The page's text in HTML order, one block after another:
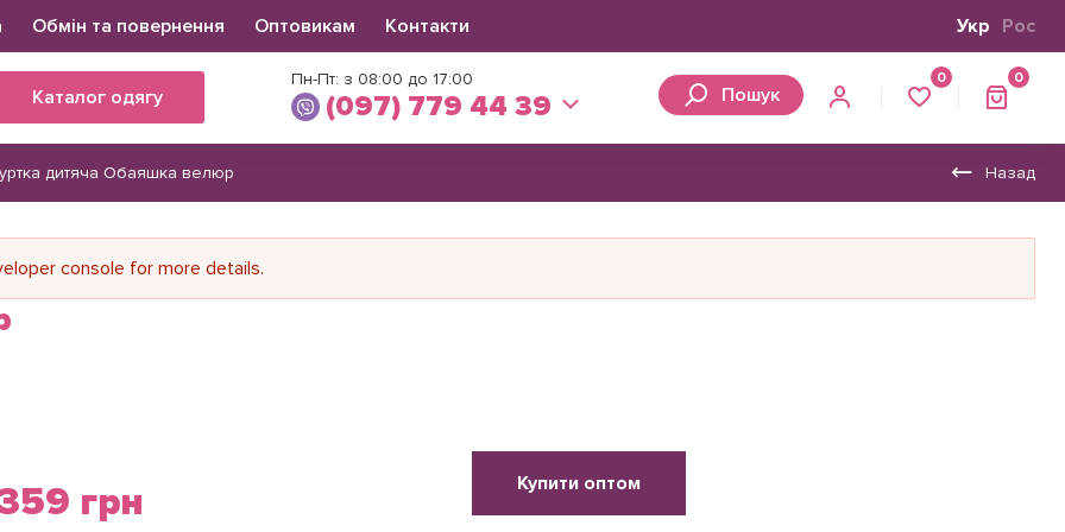
Укр Рос
Обмін та повернення Оптовикам Контакти
Пошук
Пн-Пт: з 08:00 до 17:00
(097) 779 44 39
(066) 560 34 03
Каталог одягу
0 0
дитяча Обаяшка велюр Назад
console for more details.
грн Купити оптом